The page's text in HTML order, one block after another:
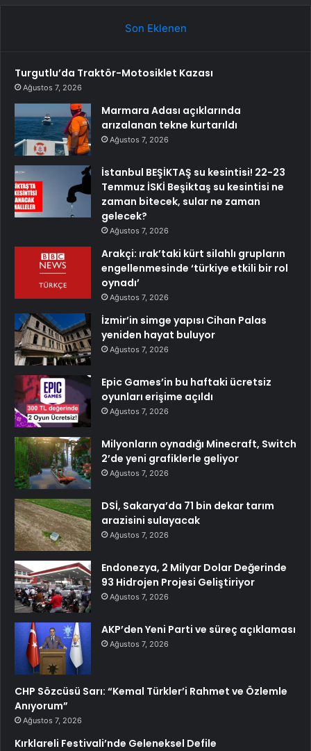
Son Eklenen
Turgutlu’da Traktör-Motosiklet Kazası
Ağustos 7, 2026
Marmara Adası açıklarında
arızalanan tekne kurtarıldı
Ağustos 7, 2026
İstanbul BEŞİKTAŞ su kesintisi! 22-23
Temmuz İSKİ Beşiktaş su kesintisi ne
zaman bitecek, sular ne zaman
gelecek?
Ağustos 7, 2026
Arakçi: ırak’taki kürt silahlı grupların
engellenmesinde ‘türkiye etkili bir rol
oynadı’
Ağustos 7, 2026
İzmir’in simge yapısı Cihan Palas
yeniden hayat buluyor
Ağustos 7, 2026
Epic Games’in bu haftaki ücretsiz
oyunları erişime açıldı
Ağustos 7, 2026
Milyonların oynadığı Minecraft, Switch
2’de yeni grafiklerle geliyor
Ağustos 7, 2026
DSİ, Sakarya’da 71 bin dekar tarım
arazisini sulayacak
Ağustos 7, 2026
Endonezya, 2 Milyar Dolar Değerinde
93 Hidrojen Projesi Geliştiriyor
Ağustos 7, 2026
AKP’den Yeni Parti ve süreç açıklaması
Ağustos 7, 2026
CHP Sözcüsü Sarı: “Kemal Türkler’i Rahmet ve Özlemle
Anıyorum”
Ağustos 7, 2026
Kırklareli Festivali’nde Geleneksel Defile